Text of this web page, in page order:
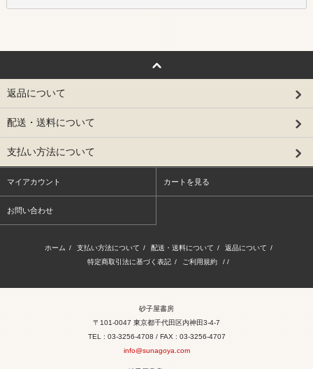
返品について
配送・送料について
支払い方法について
マイアカウント カートを見る
お問い合わせ
ホーム / 支払い方法について / 配送・送料について / 返品について /
特定商取引法に基づく表記 / ご利用規約 / /
砂子屋書房
〒101-0047 東京都千代田区内神田3-4-7
TEL : 03-3256-4708 / FAX : 03-3256-4707
info@sunagoya.com